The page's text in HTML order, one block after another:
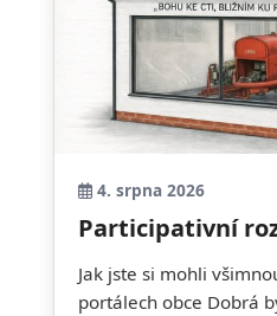
4. srpna 2026
Participativní
Jak jste si mohli
portálech obce Dobrá